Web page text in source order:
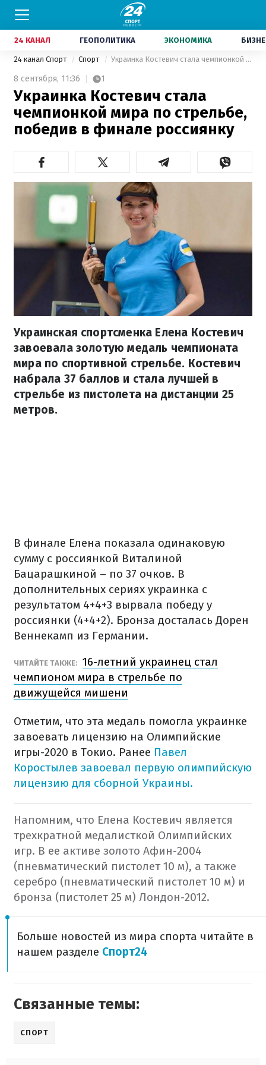
24 КАНАЛ ГЕОПОЛИТИКА ЭКОНОМИКА
24 канал Спорт Спорт Украинка Костевич стала чемпионкой мира по стрельбе, победив в финале россиянку
8 сентября, 11:36 1
Украинка Костевич стала
чемпионкой мира по стрельбе,
победив в финале россиянку
Украинская спортсменка Елена Костевич
завоевала золотую медаль чемпионата
мира по спортивной стрельбе. Костевич
набрала 37 баллов и стала лучшей в
стрельбе из пистолета на дистанции 25
метров.
В финале Елена показала одинаковую
сумму с россиянкой Виталиной
Бацарашкиной – по 37 очков. В
дополнительных сериях украинка с
результатом 4+4+3 вырвала победу у
россиянки (4+4+2). Бронза досталась Дорен
Веннекамп из Германии.
ЧИТАЙТЕ ТАКЖЕ: 16-летний украинец стал
чемпионом мира в стрельбе по
движущейся мишени
Отметим, что эта медаль помогла украинке
завоевать лицензию на Олимпийские
игры-2020 в Токио. Ранее Павел
Коростылев завоевал первую олимпийскую
лицензию для сборной Украины.
Напомним, что Елена Костевич является
трехкратной медалисткой Олимпийских
игр. В ее активе золото Афин-2004
(пневматический пистолет 10 м), а также
серебро (пневматический пистолет 10 м) и
бронза (пистолет 25 м) Лондон-2012.
Больше новостей из мира спорта читайте в
нашем разделе Спорт24
Связанные темы:
СПОРТ